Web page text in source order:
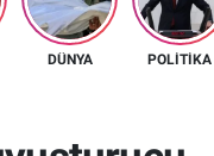
DÜNYA POLİTİKA